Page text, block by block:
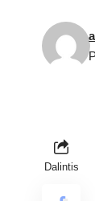
Dalintis